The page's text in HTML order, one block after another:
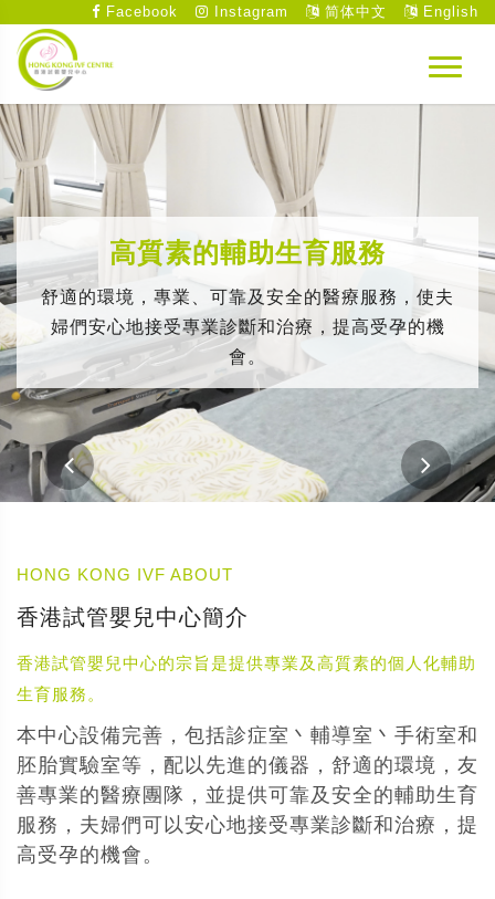
Facebook Instagram 简体中文 English
高質素的輔助生育服務
舒適的環境，專業、可靠及安全的醫療服務，使夫
婦們安心地接受專業診斷和治療，提高受孕的機
會。
HONG KONG IVF ABOUT
香港試管嬰兒中心簡介
香港試管嬰兒中心的宗旨是提供專業及高質素的個人化輔助
生育服務。
本中心設備完善，包括診症室丶輔導室丶手術室和
胚胎實驗室等，配以先進的儀器，舒適的環境，友
善專業的醫療團隊，並提供可靠及安全的輔助生育
服務，夫婦們可以安心地接受專業診斷和治療，提
高受孕的機會。